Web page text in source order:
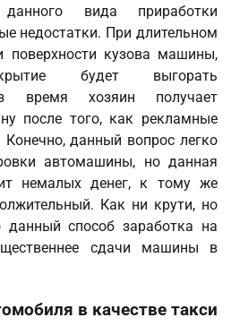
данного вида приработки
недостатки. При длительном
поверхности кузова машины,
будет выгорать
время хозяин получает
после того, как рекламные
данный вопрос легко
автомашины, но данная
немалых денег, к тому же
Как ни крути, но
данный способ заработка на
сдачи машины в
в качестве такси